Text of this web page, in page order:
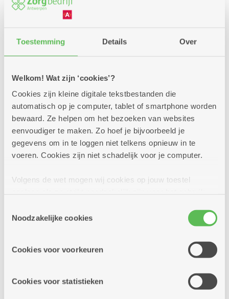
Toestemming Details Over
Welkom! Wat zijn ‘cookies’?
Cookies zijn kleine digitale tekstbestanden die
automatisch op je computer, tablet of smartphone worden
bewaard. Ze helpen om het bezoeken van websites
eenvoudiger te maken. Zo hoef je bijvoorbeeld je
gegevens om in te loggen niet telkens opnieuw in te
voeren. Cookies zijn niet schadelijk voor je computer.
Volgens de wet mogen wij cookies op jouw toestel
cookies hebben we jouw toestemming nodig. Sommige
cookies worden geplaatst door derde partijen die een
informatie over jouw (geanonimiseerd) gebruik van onze
partners kunnen deze gegevens combineren met andere
Noodzakelijke cookies
Cookies voor voorkeuren
Cookies voor statistieken
2050 Antwerpen-Linkeroever
2100 Antwerpen
2140 Borgerhout
2170 Merksem
2180 Ekeren
2600 Berchem
2950 Kapellen
Sluiten
september12u
08/09/26 Infosessie
Assistentiewoningen
Papegaaienhof in 2100 Deurne
Assistentiewoningen Papegaaienhof
Wil je weten of wonen in assistentiewoningen
Papegaaienhof in 2100 Deurne je zou bevallen?
Kom dan naar deze informatiesessie.
17